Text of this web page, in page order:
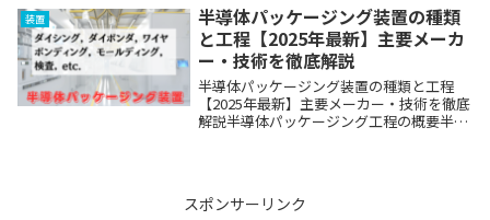
いて解説します。​最新の薬液供給装置で
は、スマ...
装置
半導体パッケージング装置の種類
と工程【2025年最新】主要メーカ
ー・技術を徹底解説
半導体パッケージング装置の種類と工程
【2025年最新】主要メーカー・技術を徹底
解説半導体パッケージング工程の概要半導
スポンサーリンク